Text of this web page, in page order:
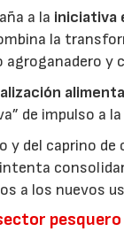
a la iniciativa
la
y
de impulso a
y del caprino
a los nuevos
pesquero